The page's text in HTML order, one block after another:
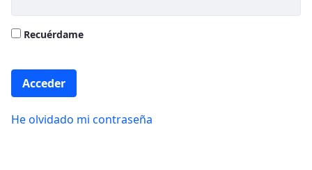
Recuérdame
Acceder
He olvidado mi contraseña